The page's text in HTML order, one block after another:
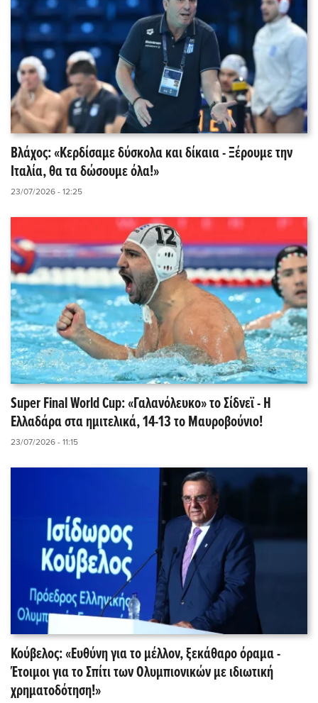
Βλάχος: «Κερδίσαμε δύσκολα και δίκαια - Ξέρουμε την
Ιταλία, θα τα δώσουμε όλα!»
23/07/2026 - 12:25
Super Final World Cup: «Γαλανόλευκο» το Σίδνεϊ - Η
Ελλαδάρα στα ημιτελικά, 14-13 το Μαυροβούνιο!
23/07/2026 - 11:15
Κούβελος: «Ευθύνη για το μέλλον, ξεκάθαρο όραμα -
Έτοιμοι για το Σπίτι των Ολυμπιονικών με ιδιωτική
χρηματοδότηση!»